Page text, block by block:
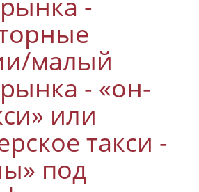
малый
- «он-
или
такси -
под